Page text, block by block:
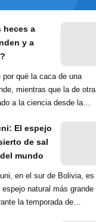
heces a
y a
por qué la caca de una
mientras que la de otra
a la ciencia desde la
El espejo
de sal
mundo
en el sur de Bolivia, es
natural más grande
la temporada de